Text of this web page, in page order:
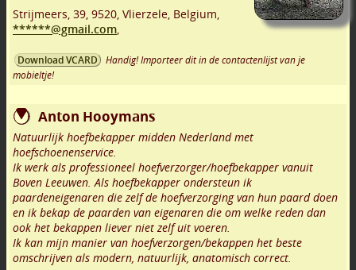
Strijmeers, 39, 9520, Vlierzele, Belgium,
******@gmail.com,
Download VCARD
Handig! Importeer dit in de contactenlijst van je
mobieltje!
Anton Hooymans
Natuurlijk hoefbekapper midden Nederland met
hoefschoenenservice.
Ik werk als professioneel hoefverzorger/hoefbekapper vanuit
Boven Leeuwen. Als hoefbekapper ondersteun ik
paardeneigenaren die zelf de hoefverzorging van hun paard doen
en ik bekap de paarden van eigenaren die om welke reden dan
ook het bekappen liever niet zelf uit voeren.
Ik kan mijn manier van hoefverzorgen/bekappen het beste
omschrijven als modern, natuurlijk, anatomisch correct.